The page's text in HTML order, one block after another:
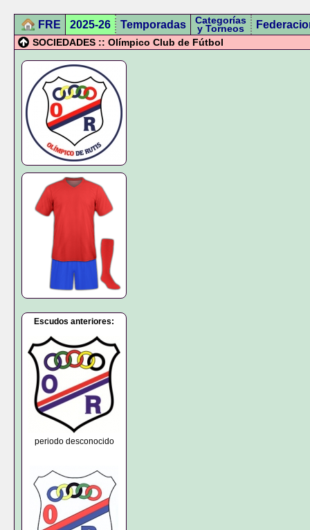
FRE 2025-26 Temporadas Categorías
y Torneos
SOCIEDADES :: Olímpico Club de Fútbol
Escudos anteriores:
periodo desconocido